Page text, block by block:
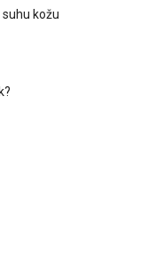
kožu